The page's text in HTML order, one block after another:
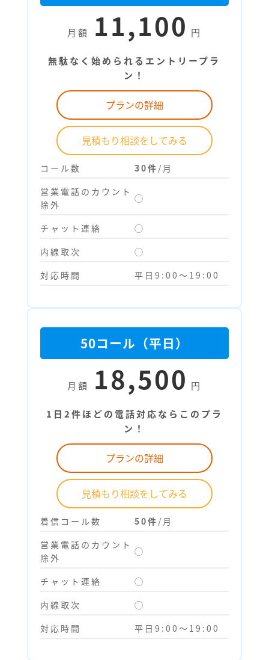
月額 11,100 円
無駄なく始められるエントリープラ
ン！
プランの詳細
見積もり相談をしてみる
コール数 30件 /月
営業電話のカウント
除外
◯
チャット連絡
◯
内線取次
◯
対応時間
平日9:00～19:00
50コール（平日）
月額 18,500 円
1日2件ほどの電話対応ならこのプラ
ン！
プランの詳細
見積もり相談をしてみる
着信コール数 50件 /月
営業電話のカウント
除外
◯
チャット連絡
◯
内線取次
◯
対応時間
平日9:00～19:00